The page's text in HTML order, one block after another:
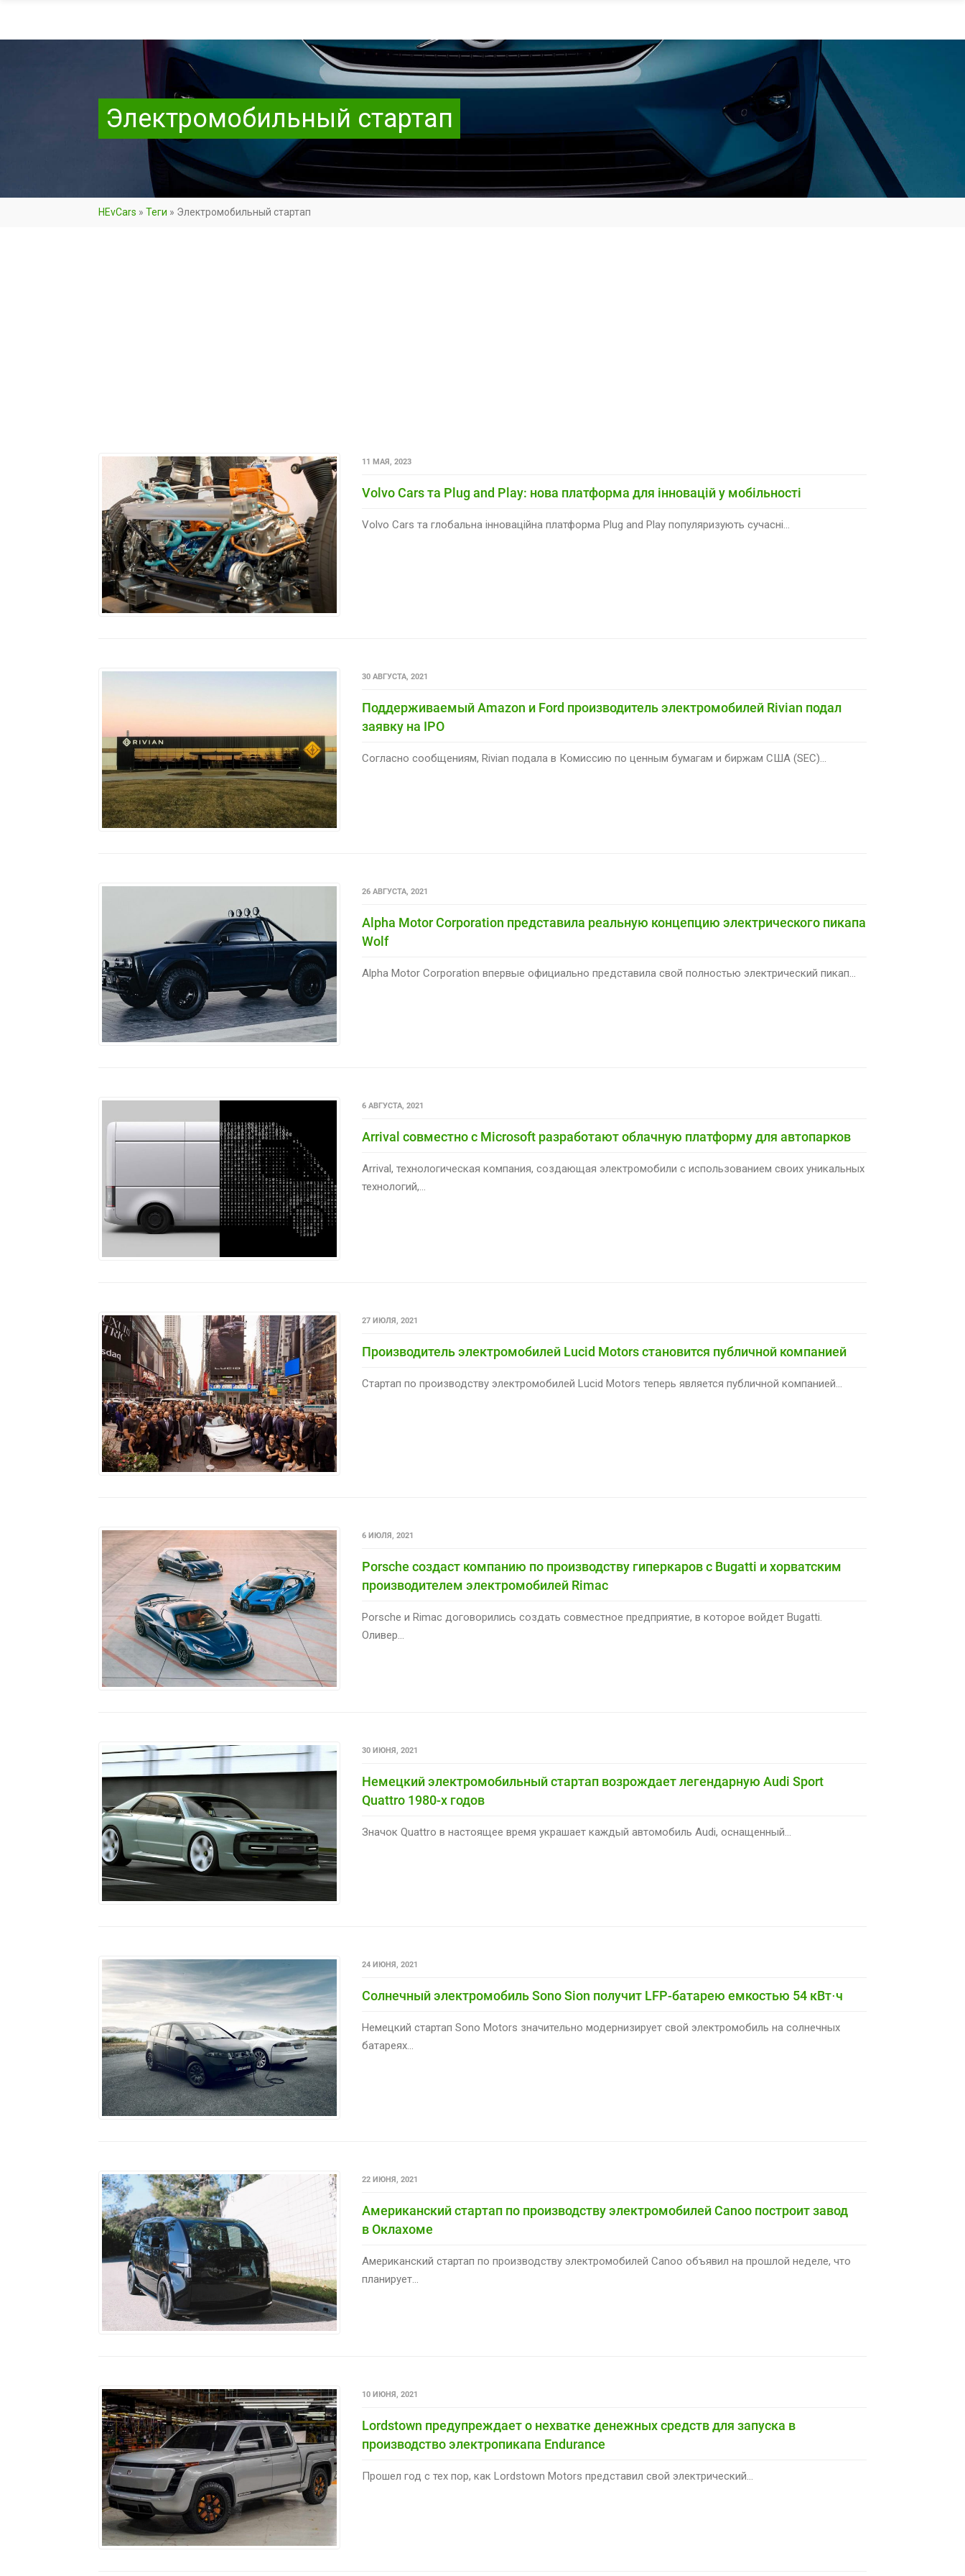
Электромобильный стартап
HEvCars » Теги » Электромобильный стартап
11 МАЯ, 2023
Volvo Cars та Plug and Play: нова платформа для інновацій у мобільності
Volvo Cars та глобальна інноваційна платформа Plug and Play популяризують сучасні...
30 АВГУСТА, 2021
Поддерживаемый Amazon и Ford производитель электромобилей Rivian подал
заявку на IPO
Согласно сообщениям, Rivian подала в Комиссию по ценным бумагам и биржам США (SEC)...
26 АВГУСТА, 2021
Alpha Motor Corporation представила реальную концепцию электрического пикапа
Wolf
Alpha Motor Corporation впервые официально представила свой полностью электрический пикап...
6 АВГУСТА, 2021
Arrival совместно с Microsoft разработают облачную платформу для автопарков
Arrival, технологическая компания, создающая электромобили с использованием своих уникальных
технологий,...
27 ИЮЛЯ, 2021
Производитель электромобилей Lucid Motors становится публичной компанией
Стартап по производству электромобилей Lucid Motors теперь является публичной компанией...
6 ИЮЛЯ, 2021
Porsche создаст компанию по производству гиперкаров с Bugatti и хорватским
производителем электромобилей Rimac
Porsche и Rimac договорились создать совместное предприятие, в которое войдет Bugatti.
Оливер...
30 ИЮНЯ, 2021
Немецкий электромобильный стартап возрождает легендарную Audi Sport
Quattro 1980-х годов
Значок Quattro в настоящее время украшает каждый автомобиль Audi, оснащенный...
24 ИЮНЯ, 2021
Солнечный электромобиль Sono Sion получит LFP-батарею емкостью 54 кВт⋅ч
Немецкий стартап Sono Motors значительно модернизирует свой электромобиль на солнечных
батареях...
22 ИЮНЯ, 2021
Американский стартап по производству электромобилей Canoo построит завод
в Оклахоме
Американский стартап по производству электромобилей Canoo объявил на прошлой неделе, что
планирует...
10 ИЮНЯ, 2021
Lordstown предупреждает о нехватке денежных средств для запуска в
производство электропикапа Endurance
Прошел год с тех пор, как Lordstown Motors представил свой электрический...